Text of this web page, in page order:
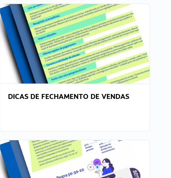
DICAS DE FECHAMENTO DE VENDAS